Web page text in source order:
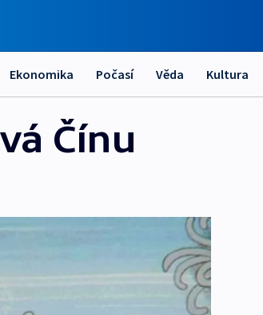
Ekonomika Počasí Věda Kultura
Čínu